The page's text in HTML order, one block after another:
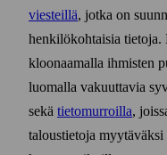
viesteillä, jotka on
henkilö­kohtaisia
kloonaamalla ihmisten
luomalla vakuuttavia
sekä tieto­murroilla,
talous­tietoja myytäväksi